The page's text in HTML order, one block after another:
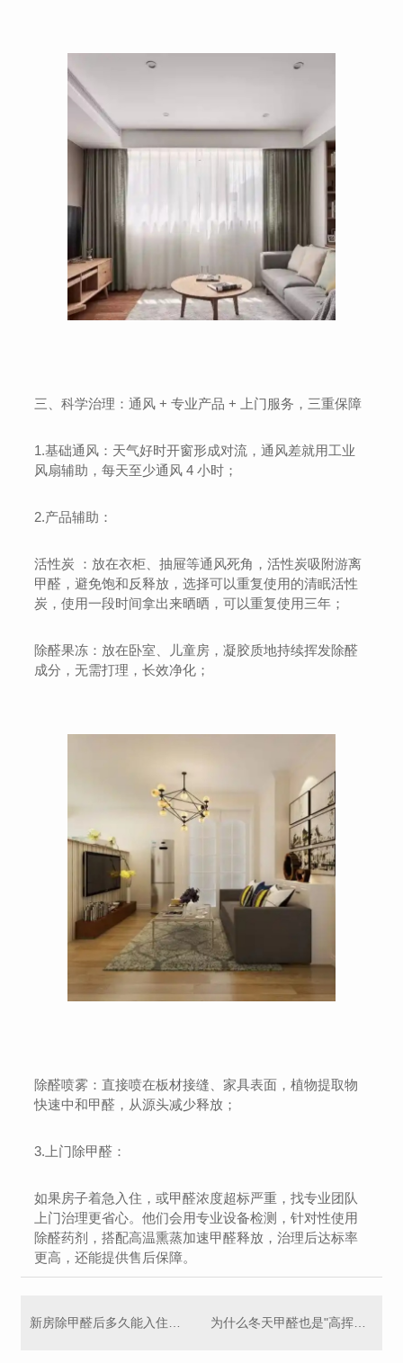
三、科学治理：通风 + 专业产品 + 上门服务，三重保障
1.基础通风：天气好时开窗形成对流，通风差就用工业
风扇辅助，每天至少通风 4 小时；
2.产品辅助：
活性炭 ：放在衣柜、抽屉等通风死角，活性炭吸附游离
甲醛，避免饱和反释放，选择可以重复使用的清眠活性
炭，使用一段时间拿出来晒晒，可以重复使用三年；
除醛果冻：放在卧室、儿童房，凝胶质地持续挥发除醛
成分，无需打理，长效净化；
除醛喷雾：直接喷在板材接缝、家具表面，植物提取物
快速中和甲醛，从源头减少释放；
3.上门除甲醛：
如果房子着急入住，或甲醛浓度超标严重，找专业团队
上门治理更省心。他们会用专业设备检测，针对性使用
除醛药剂，搭配高温熏蒸加速甲醛释放，治理后达标率
更高，还能提供售后保障。